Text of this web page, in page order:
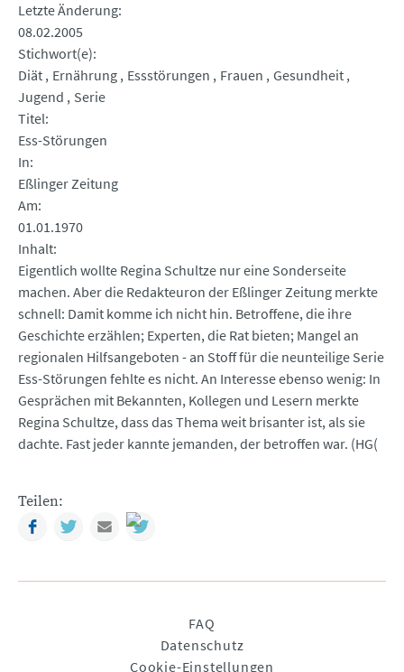
Letzte Änderung
08.02.2005
Stichwort(e)
Diät Ernährung Essstörungen Frauen Gesundheit
Jugend
Serie
Titel
Ess-Störungen
In
Eßlinger Zeitung
Am
01.01.1970
Inhalt
Eigentlich wollte Regina Schultze nur eine Sonderseite
machen. Aber die Redakteuron der Eßlinger Zeitung merkte
schnell: Damit komme ich nicht hin. Betroffene, die ihre
Geschichte erzählen; Experten, die Rat bieten; Mangel an
regionalen Hilfsangeboten - an Stoff für die neunteilige Serie
Ess-Störungen fehlte es nicht. An Interesse ebenso wenig: In
Gesprächen mit Bekannten, Kollegen und Lesern merkte
Regina Schultze, dass das Thema weit brisanter ist, als sie
dachte. Fast jeder kannte jemanden, der betroffen war. (HG(
Teilen:
FacebookTwitterMail
FAQ
Datenschutz
Cookie-Einstellungen